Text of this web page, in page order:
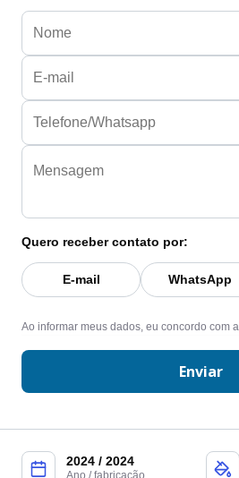
2024 / 2024
Ano / fabricação
Quero receber contato por:
E-mail WhatsApp
Ao informar meus dados, eu concordo com a
Enviar